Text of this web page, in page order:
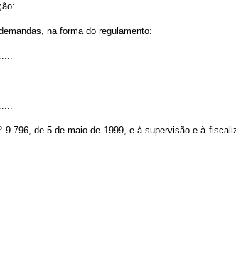
na forma do regulamento:
de 5 de maio de 1999, e à supervisão e à